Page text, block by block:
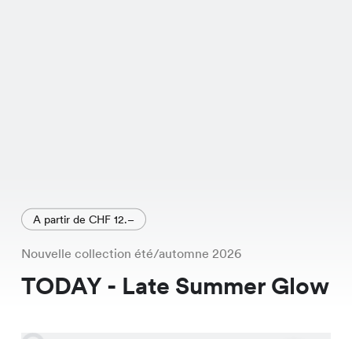
A partir de CHF 12.–
Nouvelle collection été/automne 2026
TODAY - Late Summer Glow